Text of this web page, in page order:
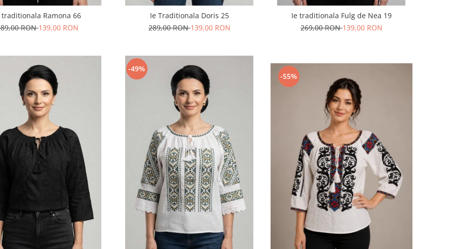
traditionala Ramona 66
RON139,00 RON
Ie Traditionala Doris 25
289,00 RON139,00 RON
Ie traditionala Fulg de Nea 19
269,00 RON139,00 RON
-49%
-55%